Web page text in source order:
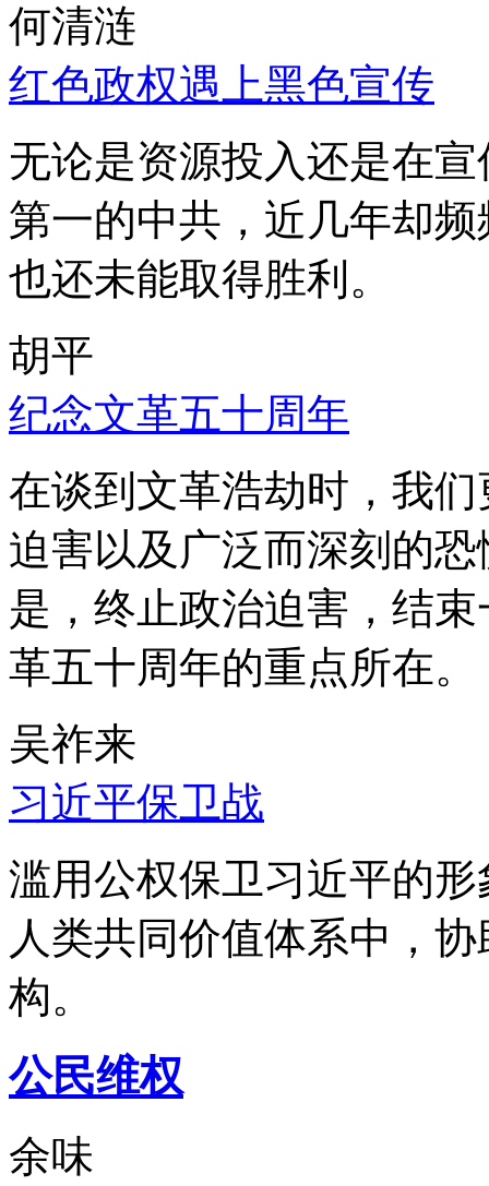
何清涟
红色政权遇上黑色宣传
无论是资源投入还是在
第一的中共，近几年却
也还未能取得胜利。
胡平
纪念文革五十周年
在谈到文革浩劫时，我
迫害以及广泛而深刻的
是，终止政治迫害，结
革五十周年的重点所在。
吴祚来
习近平保卫战
滥用公权保卫习近平的
人类共同价值体系中，
构。
公民维权
余味